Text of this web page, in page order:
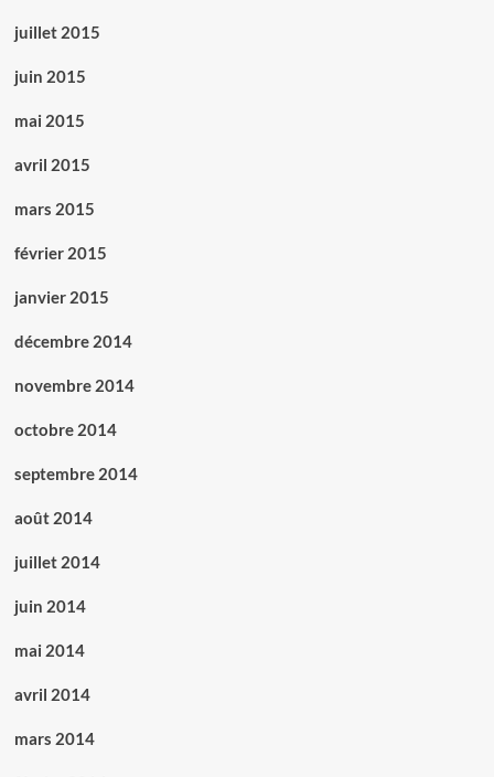
juillet 2015
juin 2015
mai 2015
avril 2015
mars 2015
février 2015
janvier 2015
décembre 2014
novembre 2014
octobre 2014
septembre 2014
août 2014
juillet 2014
juin 2014
mai 2014
avril 2014
mars 2014